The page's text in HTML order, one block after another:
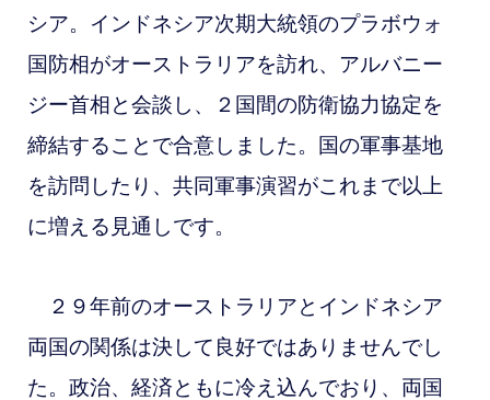
シア。 インドネシア次期大統領のプラボウォ
国防相がオーストラリアを訪れ、アルバニー
ジー首相と会談し、２国間の防衛協力協定を
締結することで合意しました。国の軍事基地
を訪問したり、共同軍事演習がこれまで以上
に増える見通しです。
２９年前のオーストラリアとインドネシア
両国の関係は決して良好ではありませんでし
た。政治、経済ともに冷え込んでおり、両国